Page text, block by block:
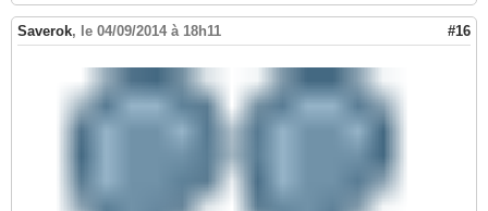
Saverok, le 04/09/2014 à 18h11 #16